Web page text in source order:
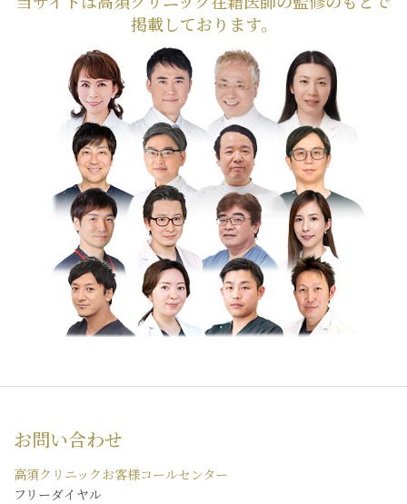
掲載しております。
お問い合わせ
高須クリニックお客様コールセンター
フリーダイヤル